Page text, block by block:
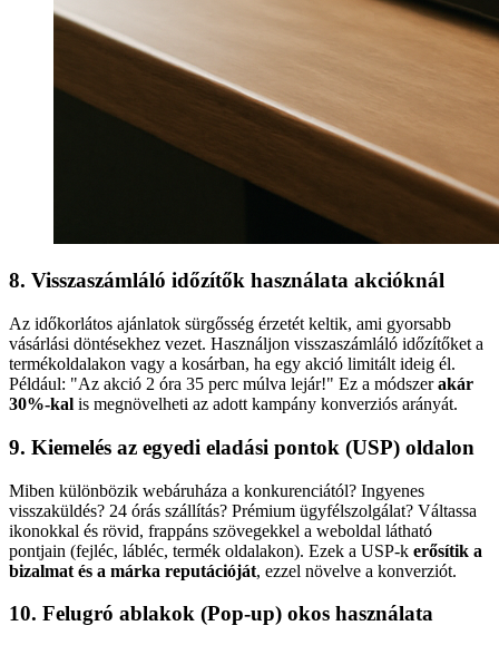
8. Visszaszámláló időzítők használata akcióknál
Az időkorlátos ajánlatok sürgősség érzetét keltik, ami gyorsabb
vásárlási döntésekhez vezet. Használjon visszaszámláló időzítőket a
termékoldalakon vagy a kosárban, ha egy akció limitált ideig él.
Például: "Az akció 2 óra 35 perc múlva lejár!" Ez a módszerakár
30%-kal is megnövelheti az adott kampány konverziós arányát.
9. Kiemelés az egyedi eladási pontok (USP) oldalon
Miben különbözik webáruháza a konkurenciától? Ingyenes
visszaküldés? 24 órás szállítás? Prémium ügyfélszolgálat? Váltassa
ikonokkal és rövid, frappáns szövegekkel a weboldal látható
pontjain (fejléc, lábléc, termék oldalakon). Ezek a USP-k erősítik a
bizalmat és a márka reputációját, ezzel növelve a konverziót.
10. Felugró ablakok (Pop-up) okos használata